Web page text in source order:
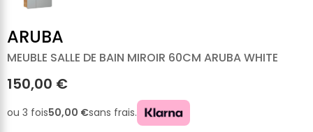
ARUBA
MEUBLE SALLE DE BAIN MIROIR 60CM ARUBA WHITE
150,00 €
ou 3 fois50,00 €sans frais.